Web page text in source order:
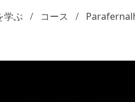
学ぶ
コース